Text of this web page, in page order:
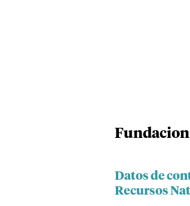
Datos de
Recursos